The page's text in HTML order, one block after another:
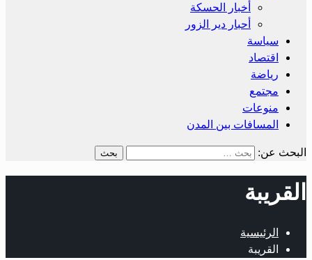
أخبار الحسكة
أحبار دير الزور
سياسة
اقتصاد
رياضة
مجتمع
منوعات
المسافات بين المدن
البحث عن:
القريبة
الرئيسية
القريبة